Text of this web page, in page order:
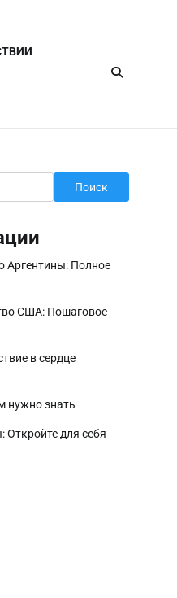
Поиск
Аргентины: Полное
США: Пошаговое
в сердце
нужно знать
для себя